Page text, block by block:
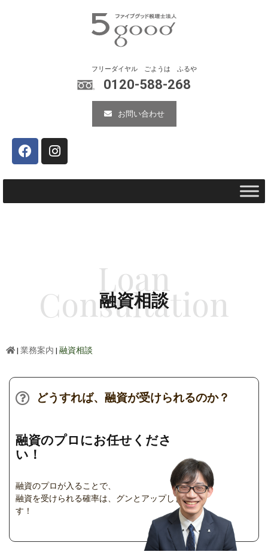
0120-588-268
お問い合わせ
融資相談
Loan
Consultation
| 業務案内 | 融資相談
どうすれば、融資が受けられるのか？
融資のプロにお任せくださ
い！
融資のプロが入ることで、
融資を受けられる確率は、グンとアップしま
す！